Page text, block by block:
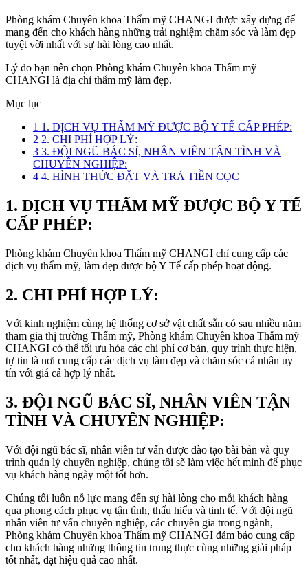
Phòng khám Chuyên khoa Thẩm mỹ CHANGI được xây dựng để
mang đến cho khách hàng những trải nghiệm chăm sóc và làm đẹp
tuyệt vời nhất với sự hài lòng cao nhất.
Lý do bạn nên chọn Phòng khám Chuyên khoa Thẩm mỹ
CHANGI là địa chỉ thẩm mỹ làm đẹp.
Mục lục
1 1. DỊCH VỤ THẨM MỸ ĐƯỢC BỘ Y TẾ CẤP PHÉP:
2 2. CHI PHÍ HỢP LÝ:
3 3. ĐỘI NGŨ BÁC SĨ, NHÂN VIÊN TẬN TÌNH VÀ
CHUYÊN NGHIỆP:
4 4. HÌNH THỨC ĐẶT VÀ TRẢ TIỀN CỌC
1. DỊCH VỤ THẨM MỸ ĐƯỢC BỘ Y TẾ
CẤP PHÉP:
Phòng khám Chuyên khoa Thẩm mỹ CHANGI chỉ cung cấp các
dịch vụ thẩm mỹ, làm đẹp được bộ Y Tế cấp phép hoạt động.
2. CHI PHÍ HỢP LÝ:
Với kinh nghiệm cùng hệ thống cơ sở vật chất sẵn có sau nhiều năm
tham gia thị trường Thẩm mỹ, Phòng khám Chuyên khoa Thẩm mỹ
CHANGI có thể tối ưu hóa các chi phí cơ bản, quy trình thực hiện,
tự tin là nơi cung cấp các dịch vụ làm đẹp và chăm sóc cá nhân uy
tín với giá cả hợp lý nhất.
3. ĐỘI NGŨ BÁC SĨ, NHÂN VIÊN TẬN
TÌNH VÀ CHUYÊN NGHIỆP:
Với đội ngũ bác sĩ, nhân viên tư vấn được đào tạo bài bản và quy
trình quản lý chuyên nghiệp, chúng tôi sẽ làm việc hết mình để phục
vụ khách hàng ngày một tốt hơn.
Chúng tôi luôn nỗ lực mang đến sự hài lòng cho mỗi khách hàng
qua phong cách phục vụ tận tình, thấu hiểu và tinh tế. Với đội ngũ
nhân viên tư vấn chuyên nghiệp, các chuyên gia trong ngành,
Phòng khám Chuyên khoa Thẩm mỹ CHANGI đảm bảo cung cấp
cho khách hàng những thông tin trung thực cùng những giải pháp
tốt nhất, đạt hiệu quả cao nhất.